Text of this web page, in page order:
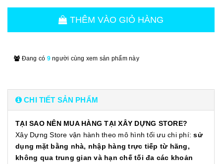
THÊM VÀO GIỎ HÀNG
Đang có 9người cùng xem sản phẩm này
CHI TIẾT SẢN PHẨM
TẠI SAO NÊN MUA HÀNG TẠI XÂY DỰNG STORE?
Xây Dựng Store vận hành theo mô hình tối ưu chi phí:sử
dụng mặt bằng nhà, nhập hàng trực tiếp từ hãng,
không qua trung gian và hạn chế tối đa các khoản